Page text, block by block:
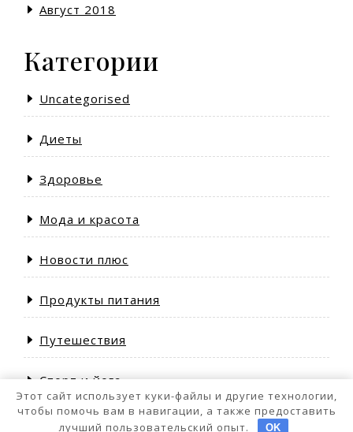
Август 2018
Категории
Uncategorised
Диеты
Здоровье
Мода и красота
Новости плюс
Продукты питания
Путешествия
Спорт и йога
Этот сайт использует куки-файлы и другие технологии,
чтобы помочь вам в навигации, а также предоставить
лучший пользовательский опыт.
OK